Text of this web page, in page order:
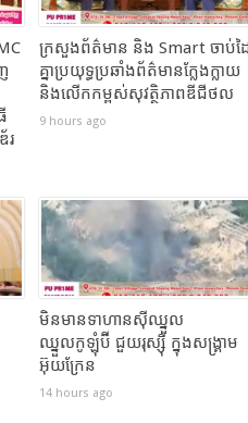
រ
ក្រសួងព័ត៌មាន និង Smart ចាប់ដ
គ្នាប្រយុទ្ធប្រឆាំងព័ត៌មានក្លែងក្លាយ
និងលើកកម្ពស់សុវត្ថិភាពឌីជីថល
9 hours ago
មិនមានទាហានស៊ីឈ្នួល
ឈ្នួលកូឡុំប៊ី ជួយរុស្ស៊ី ក្នុងសង្រ្គាម
អ៊ុយក្រែន
14 hours ago